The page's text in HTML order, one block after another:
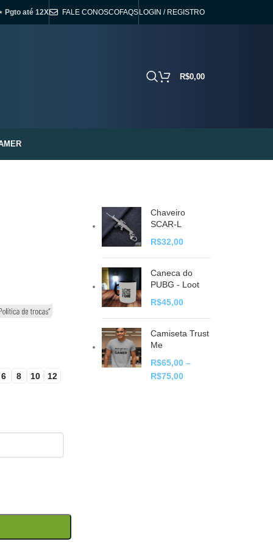
Pgto até 12X FALE CONOSCOFAQS LOGIN / REGISTRO
R$0,00
6 8 10 12
Chaveiro
SCAR-L
R$32,00
Caneca do
PUBG - Loot
R$45,00
Camiseta Trust
Me
R$65,00 –
R$75,00